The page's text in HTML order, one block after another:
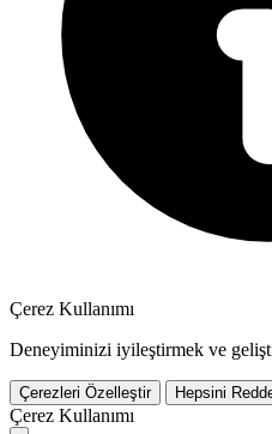
Çerez Kullanımı
Deneyiminizi iyileştirmek ve
Çerezleri Özelleştir Hepsini
Çerez Kullanımı